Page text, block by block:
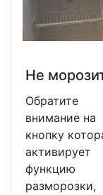
Не
Обратите
внимание на
кнопку
активирует
функцию
разморозки,